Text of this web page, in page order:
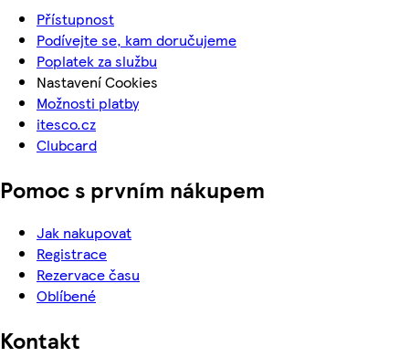
Přístupnost
Podívejte se, kam doručujeme
Poplatek za službu
Nastavení Cookies
Možnosti platby
itesco.cz
Clubcard
Pomoc s prvním nákupem
Jak nakupovat
Registrace
Rezervace času
Oblíbené
Kontakt